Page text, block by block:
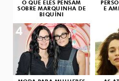
O QUE ELES PENSAM
SOBRE MARQUINHA DE
BIQUÍNI
E
4